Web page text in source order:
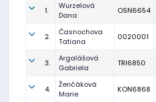
1.
Wurzelová
Dana
OSN6654
2.
Časnochova
Tatiana
0020001
3.
Argalášová
Gabriela
TRI6850
4.
Ženčáková
Marie
KON6868